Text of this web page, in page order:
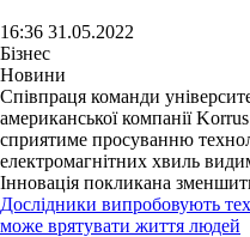
16:36 31.05.2022
Бізнес
Новини
Співпраця команди
американської компанії Korrus
сприятиме просуванню
електромагнітних хвиль
Інновація покликана
Дослідники випробовують
може врятувати життя людей